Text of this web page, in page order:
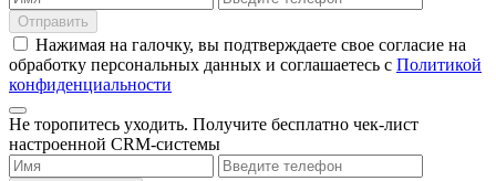
Отправить
Нажимая на галочку, вы подтверждаете свое согласие на
обработку персональных данных и соглашаетесь с Политикой
конфиденциальности
Не торопитесь уходить. Получите бесплатно чек-лист
настроенной СRM-системы